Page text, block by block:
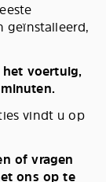
geïnstalleerd,
voertuig,
vindt u op
of vragen
ons op te